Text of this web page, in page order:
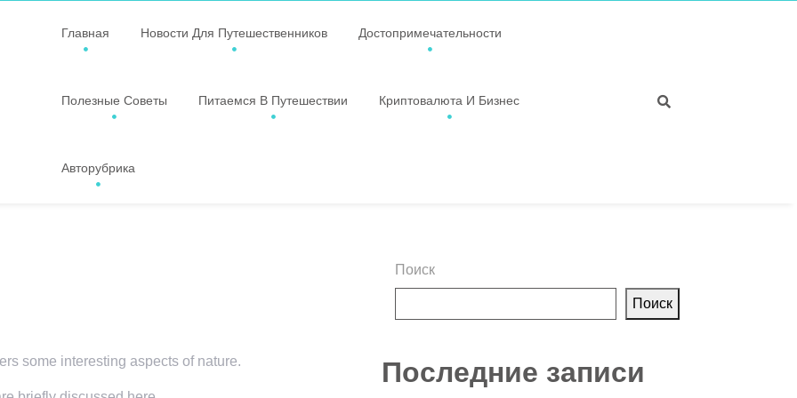
Главная Новости Для Путешественников Достопримечательности
Полезные Советы Питаемся В Путешествии Криптовалюта И Бизнес
Авторубрика
some interesting aspects of nature.
Поиск
Поиск
Последние записи